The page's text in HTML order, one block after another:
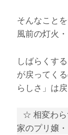
そんなこと
風前の灯火・
しばらくす
が戻ってく
らしさ」は
☆ 相変わら
家のプリ嬢・